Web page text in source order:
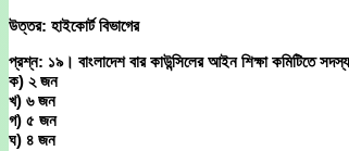
উত্তর: হাইকোর্ট বিভাগের
প্রশ্ন: ১৯। বাংলাদেশ বার কাউন্সিলের আইন শিক্ষা কমিটিতে
ক) ২ জন
খ) ৬ জন
গ) ৫ জন
ঘ) ৪ জন